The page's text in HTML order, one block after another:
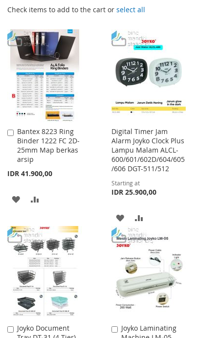
Check items to add to the cart or select all
Bantex 8223 Ring
Binder 1222 FC 2D-
25mm Map berkas
arsip
IDR 41.900,00
Add
to
Cart
ADD
WISH
LIST
COMPARE
Digital Timer Jam
Alarm Joyko Clock Plus
Lampu Malam ALCL-
600/601/602D/604/605
/606 DGT-511/512
Starting at
IDR 25.900,00
ADD
TO
LIST
TO
COMPARE
Joyko Document
Add
Joyko Laminating
Add